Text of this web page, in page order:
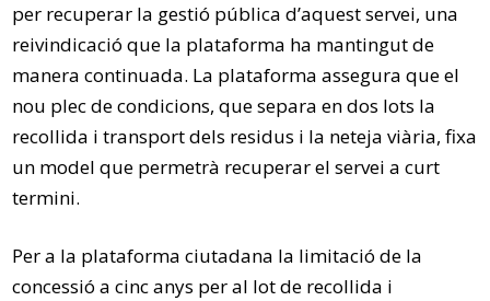
per recuperar la gestió pública d’aquest servei, una
reivindicació que la plataforma ha mantingut de
manera continuada. La plataforma assegura que el
nou plec de condicions, que separa en dos lots la
recollida i transport dels residus i la neteja viària, fixa
un model que permetrà recuperar el servei a curt
termini.
Per a la plataforma ciutadana la limitació de la
concessió a cinc anys per al lot de recollida i